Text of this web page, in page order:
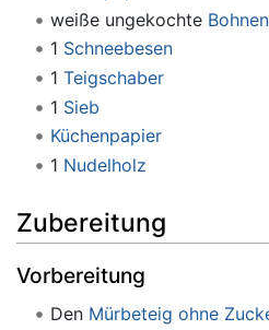
weiße ungekochte Bohnen
1 Schneebesen
1 Teigschaber
1 Sieb
Küchenpapier
1 Nudelholz
Zubereitung
Vorbereitung
Den Mürbeteig ohne